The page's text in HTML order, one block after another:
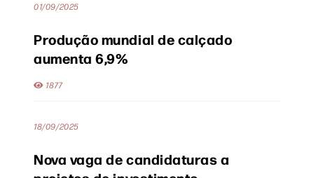
01/09/2025
Produção mundial de calçado
aumenta 6,9%
1877
18/09/2025
Nova vaga de candidaturas a